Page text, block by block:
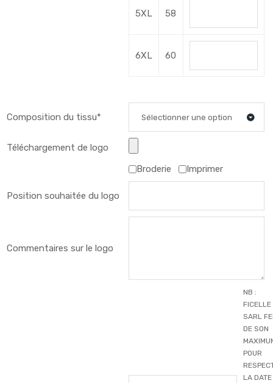
5XL 58
6XL 60
Composition du tissu* Sélectionner une option
Téléchargement de logo
Broderie
Imprimer
Position souhaitée du logo
Commentaires sur le logo
NB :
FICELLE
SARL
DE SON
POUR
LA DATE